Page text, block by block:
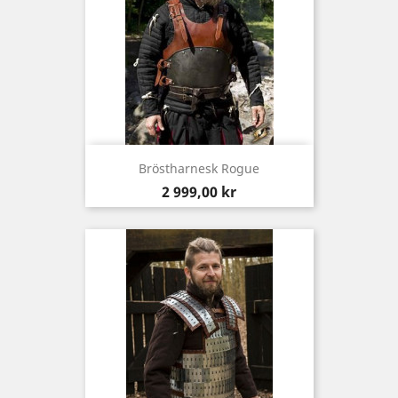
Bröstharnesk Rogue
Pris
2 999,00 kr